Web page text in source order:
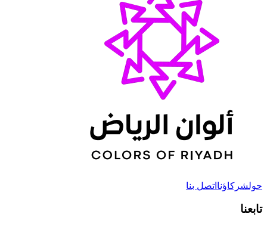
حولشركاؤنا اتصل بنا
تابعنا